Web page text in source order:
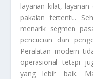
layanan kilat,
pakaian tertentu.
menarik segmen
pencucian dan
Peralatan modern
operasional tetapi
yang lebih baik.